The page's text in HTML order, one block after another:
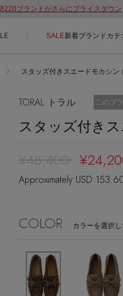
220ブランドがさらにプライスダウン
SALE新着ブランドカテ
NEWS
STYLE
マガ PICKUP
ィター厳選ギフト
ご利用ガイド
カスタマーサポート
お知らせ
よくあるご質問
スタッズ付きスエードモカシン
TORAL トラル お気に
このブ
スタッズ付き
¥48,400
Approximately USD
COLOR カラーを選択